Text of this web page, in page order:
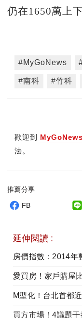
仍在1650萬上
#MyGoNews
#南科 #竹科
歡迎到
法。
推薦分享
FB
延伸閱讀 :
房價指數：2014年
愛買房！家戶購屋
M型化！台北首都
買方市場！4議題